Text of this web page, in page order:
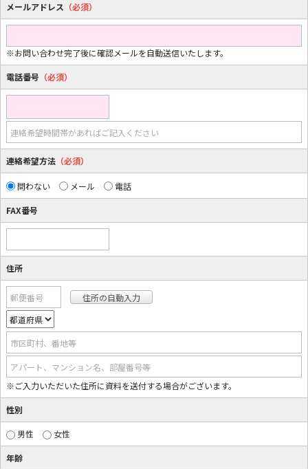
メールアドレス （必須）
※お問い合わせ完了後に確認メールを自動送信いたします。
電話番号 （必須）
連絡希望時間帯があればご記入ください
連絡希望方法 （必須）
問わない メール 電話
FAX番号
住所
郵便番号
市区町村、番地等
アパート、マンション名、部屋番号等
※ご入力いただいた住所に資料を送付する場合がございます。
性別
男性 女性
年齢